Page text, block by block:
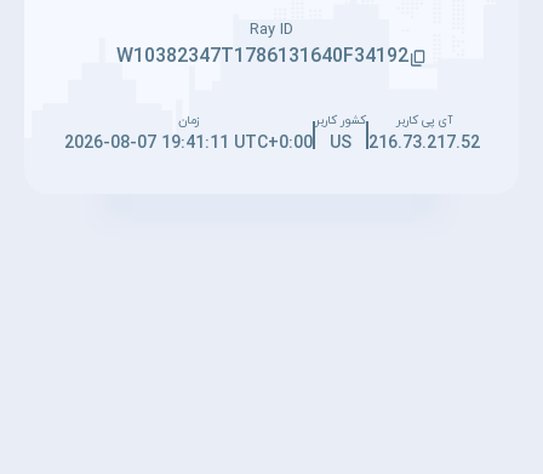
Ray ID
W10382347T1786131640F34192
آی پی کاربر
216.73.217.52
کشور کاربر
US
زمان
2026-08-07 19:41:11 UTC+0:00